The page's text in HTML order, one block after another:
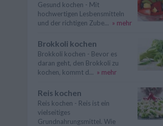
Gesund kochen - Mit
hochwertigen Lesbensmitteln
und der richtigen Zube... » mehr
Brokkoli kochen
Brokkoli kochen - Bevor es
daran geht, den Brokkoli zu
kochen, kommt d... » mehr
Reis kochen
Reis kochen - Reis ist ein
vielseitiges
Grundnahrungsmittel. Wie